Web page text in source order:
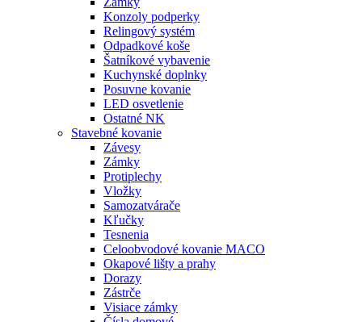
Konzoly podperky
Relingový systém
Odpadkové koše
Šatníkové vybavenie
Kuchynské doplnky
Posuvne kovanie
LED osvetlenie
Ostatné NK
Stavebné kovanie
Závesy
Zámky
Protiplechy
Vložky
Samozatvárače
Kľučky
Tesnenia
Celoobvodové kovanie MACO
Okapové lišty a prahy
Dorazy
Zástrče
Visiace zámky